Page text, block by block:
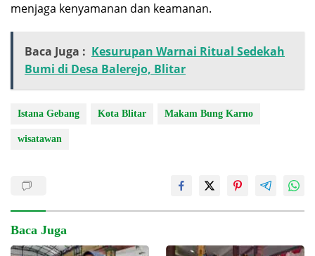
menjaga kenyamanan dan keamanan.
Baca Juga : Kesurupan Warnai Ritual Sedekah
Bumi di Desa Balerejo, Blitar
Istana Gebang Kota Blitar Makam Bung Karno
wisatawan
Baca Juga